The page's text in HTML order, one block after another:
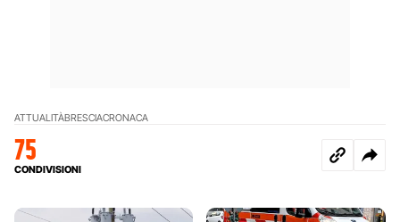
ATTUALITÀBRESCIACRONACA
75
CONDIVISIONI